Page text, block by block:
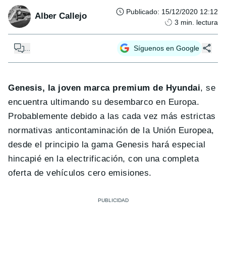
Alber Callejo Publicado: 15/12/2020 12:12
3 min. lectura
Síguenos en Google
Genesis, la joven marca premium de Hyundai, se
encuentra ultimando su desembarco en Europa.
Probablemente debido a las cada vez más estrictas
normativas anticontaminación de la Unión Europea,
desde el principio la gama Genesis hará especial
hincapié en la electrificación, con una completa
oferta de vehículos cero emisiones.